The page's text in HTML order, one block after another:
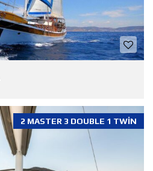
2 MASTER 3 DOUBLE 1 TWIN